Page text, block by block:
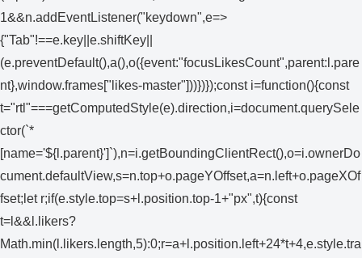
1&&n.addEventListener("keydown",e=>
{"Tab"!==e.key||e.shiftKey||
(e.preventDefault(),a(),o({event:"focusLikesCount",parent:l.pare
nt},window.frames["likes-master"]))})});const i=function(){const
t="rtl"===getComputedStyle(e).direction,i=document.querySele
ctor(`*
[name='${l.parent}']`),n=i.getBoundingClientRect(),o=i.ownerDo
cument.defaultView,s=n.top+o.pageYOffset,a=n.left+o.pageXOf
fset;let r;if(e.style.top=s+l.position.top-1+"px",t){const
t=l&&l.likers?
Math.min(l.likers.length,5):0;r=a+l.position.left+24*t+4,e.style.tra